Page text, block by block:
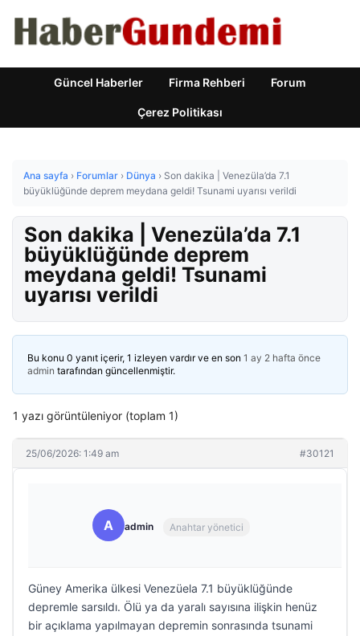
Güncel Haberler Firma Rehberi Forum
Çerez Politikası
Ana sayfa › Forumlar › Dünya › Son dakika | Venezüla’da 7.1
büyüklüğünde deprem meydana geldi! Tsunami uyarısı verildi
Son dakika | Venezüla’da 7.1
büyüklüğünde deprem
meydana geldi! Tsunami
uyarısı verildi
Bu konu 0 yanıt içerir, 1 izleyen vardır ve en son 1 ay 2 hafta önce
admin tarafından güncellenmiştir.
1 yazı görüntüleniyor (toplam 1)
25/06/2026: 1:49 am #30121
A admin Anahtar yönetici
Güney Amerika ülkesi Venezüela 7.1 büyüklüğünde
depremle sarsıldı. Ölü ya da yaralı sayısına ilişkin henüz
bir açıklama yapılmayan depremin sonrasında tsunami